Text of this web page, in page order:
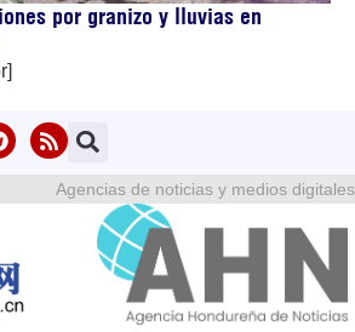
por granizo y lluvias en
Agencias de noticias y medios digitales